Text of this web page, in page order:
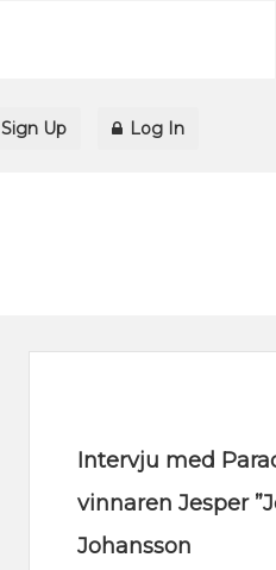
Sign Up Log In
Intervju med
vinnaren Jesper
Johansson